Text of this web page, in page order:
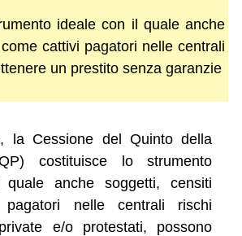
ideale con il quale anche
cattivi pagatori nelle centrali
un prestito senza garanzie
la Cessione del Quinto della
costituisce lo strumento
anche soggetti, censiti
nelle centrali rischi
e/o protestati, possono